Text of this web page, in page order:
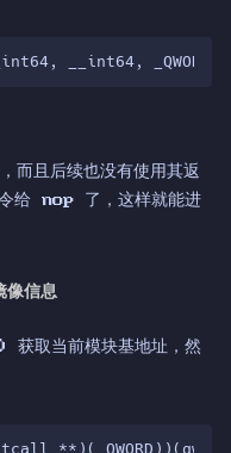
__int64, _QWORD,
而且后续也没有使用其返
给 nop 了，这样就能进
信息
取当前模块基地址，然